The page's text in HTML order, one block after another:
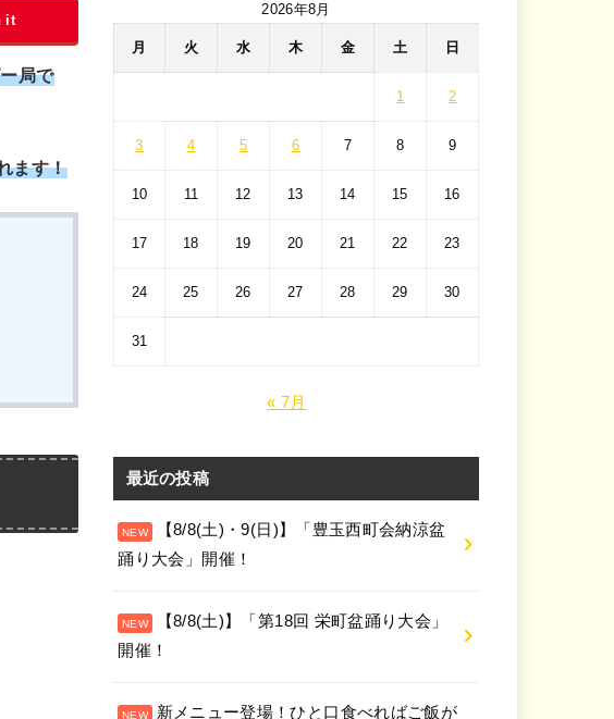
it
局で
ます！
2026年8月
月 火 水 木 金 土 日
1 2
3 4 5 6 7 8 9
10 11 12 13 14 15 16
17 18 19 20 21 22 23
24 25 26 27 28 29 30
31
« 7月
最近の投稿
【8/8(土)・9(日)】「豊玉西町会納涼盆
踊り大会」開催！
【8/8(土)】「第18回 栄町盆踊り大会」
開催！
新メニュー登場！ひと口食べればご飯が